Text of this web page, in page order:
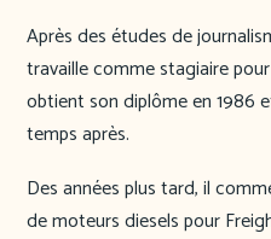
Après des études de
travaille comme stagiaire
obtient son diplôme en 1986
temps après.
Des années plus tard, il
de moteurs diesels pour